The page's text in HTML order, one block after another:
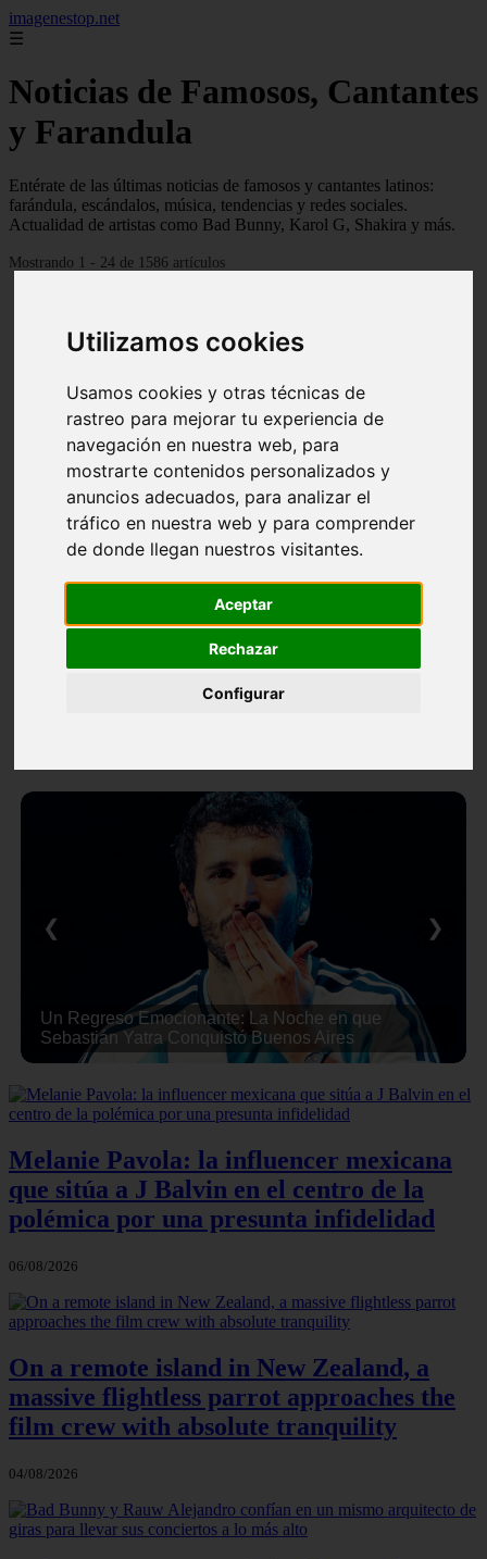
Utilizamos cookies
Usamos cookies y otras técnicas de
rastreo para mejorar tu experiencia de
navegación en nuestra web, para
mostrarte contenidos personalizados y
anuncios adecuados, para analizar el
tráfico en nuestra web y para comprender
de donde llegan nuestros visitantes.
Aceptar
Rechazar
Configurar
imagenestop.net
☰
Noticias de Famosos, Cantantes
y Farandula
Entérate de las últimas noticias de famosos y cantantes latinos:
farándula, escándalos, música, tendencias y redes sociales.
Actualidad de artistas como Bad Bunny, Karol G, Shakira y más.
Mostrando 1 - 24 de 1586 artículos
Un Regreso Emocionante: La Noche en que
Sebastián Yatra Conquistó Buenos Aires
❮ ❯
Melanie Pavola: la influencer mexicana
que sitúa a J Balvin en el centro de la
polémica por una presunta infidelidad
06/08/2026
On a remote island in New Zealand, a
massive flightless parrot approaches the
film crew with absolute tranquility
04/08/2026